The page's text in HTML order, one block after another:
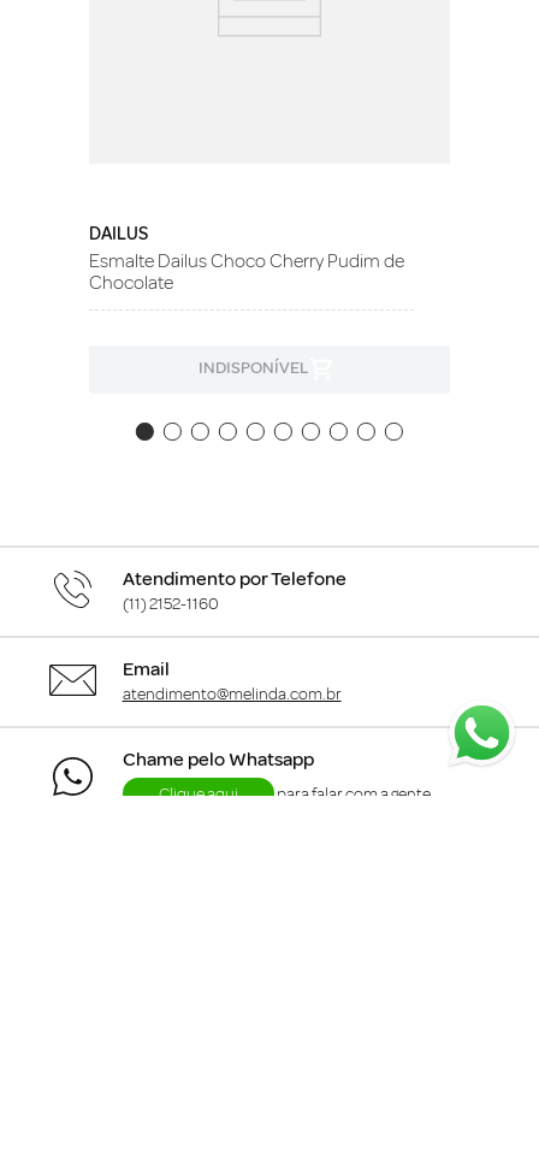
DAILUS
Esmalte Dailus Choco Cherry Pudim de
Chocolate
INDISPONÍVEL
Atendimento por Telefone
(11) 2152-1160
Email
atendimento@melinda.com.br
Chame pelo Whatsapp
Clique aqui para falar com a gente